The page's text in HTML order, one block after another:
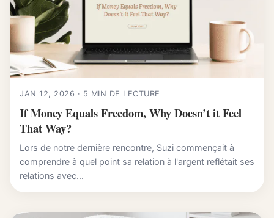
JAN 12, 2026 · 5 MIN DE LECTURE
If Money Equals Freedom, Why Doesn’t it Feel
That Way?
Lors de notre dernière rencontre, Suzi commençait à
comprendre à quel point sa relation à l'argent reflétait ses
relations avec...